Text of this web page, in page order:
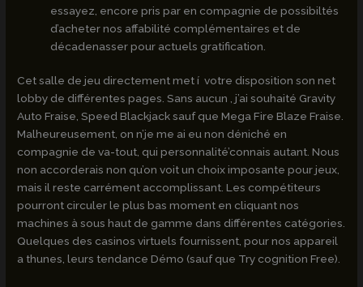
essayez, encore pris par en compagnie de possibiltés
d’acheter nos affabilité complémentaires et de
décadenasser pour actuels gratification.
Cet salle de jeu directement met í votre disposition son net
lobby de différentes pages. Sans aucun , j’ai souhaité Gravity
Auto Fraise, Speed Blackjack sauf que Mega Fire Blaze Fraise.
Malheureusement, on n’je me ai eu non déniché en
compagnie de va-tout, qui personnalité’connais autant. Nous
non accorderais non qu’on voit un choix imposante pour jeux,
mais il reste carrément accomplissant. Les compétiteurs
pourront circuler le plus bas moment en cliquant nos
machines à sous haut de gamme dans différentes catégories.
Quelques des casinos virtuels fournissent, pour nos appareil
a thunes, leurs tendance Démo (sauf que Try cognition Free).